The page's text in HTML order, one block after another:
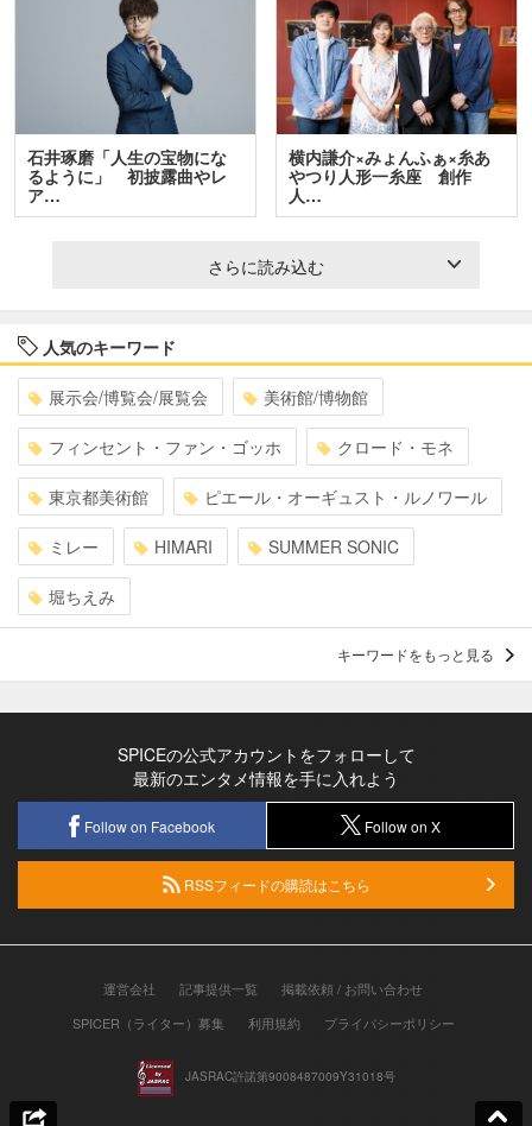
石井琢磨「人生の宝物にな
るように」 初披露曲やレ
ア…
横内謙介×みょんふぁ×糸あ
やつり人形一糸座 創作
人…
さらに読み込む
人気のキーワード
展示会/博覧会/展覧会 美術館/博物館
フィンセント・ファン・ゴッホ クロード・モネ
東京都美術館 ピエール・オーギュスト・ルノワール
ミレー HIMARI SUMMER SONIC
堀ちえみ
キーワードをもっと見る
SPICEの公式アカウントをフォローして
最新のエンタメ情報を手に入れよう
Follow on Facebook Follow on X
RSSフィードの購読はこちら
運営会社 記事提供一覧
掲載依頼 / お問い合わせ
SPICER（ライター）募集
利用規約 プライバシーポリシー
JASRAC許諾第9008487009Y31018号